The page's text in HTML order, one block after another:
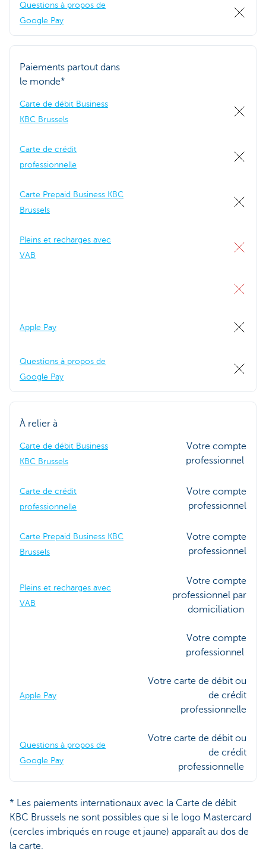
Questions à propos de
Google Pay
Paiements partout dans
le monde*
Carte de débit Business
KBC Brussels
Carte de crédit
professionnelle
Carte Prepaid Business KBC
Brussels
Pleins et recharges avec
VAB
Apple Pay
Questions à propos de
Google Pay
À relier à
Carte de débit Business
KBC Brussels
Votre compte
professionnel
Carte de crédit
professionnelle
Votre compte
professionnel
Carte Prepaid Business KBC
Brussels
Votre compte
professionnel
Pleins et recharges avec
VAB
Votre compte
professionnel par
domiciliation
Votre compte
professionnel
Apple Pay
Votre carte de débit ou
de crédit
professionnelle
Questions à propos de
Google Pay
Votre carte de débit ou
de crédit
professionnelle
* Les paiements internationaux avec la Carte de débit
KBC Brussels ne sont possibles que si le logo Mastercard
(cercles imbriqués en rouge et jaune) apparaît au dos de
la carte.